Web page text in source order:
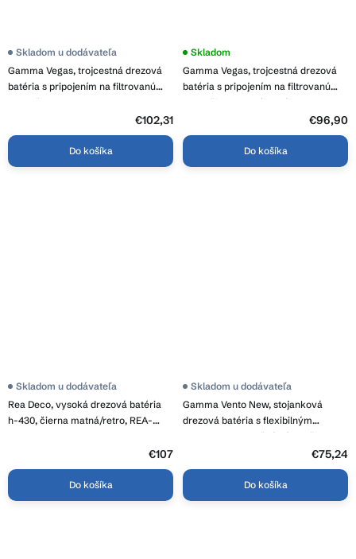
Gamma Vegas, trojcestná drezová
batéria s pripojením na filtrovanú
vodu, čierna, GMA-BVSKF-BK
Skladom u dodávateľa
€102,31
Do košíka
Gamma Vegas, trojcestná drezová
batéria s pripojením na filtrovanú
vodu, čierna-chrómová, GMA-
Skladom
€96,90
Do košíka
Rea Deco, vysoká drezová batéria
h-430, čierna matná/retro, REA-
Skladom u dodávateľa
€107
Do košíka
Gamma Vento New, stojanková
drezová batéria s flexibilným
ramenom, 2-funkčný výtok, čierna-
Skladom u dodávateľa
€75,24
Do košíka